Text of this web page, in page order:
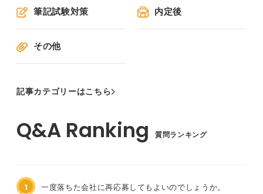
筆記試験対策 内定後
その他
記事カテゴリーはこちら
質問ランキング
1 一度落ちた会社に再応募してもよいのでしょうか。